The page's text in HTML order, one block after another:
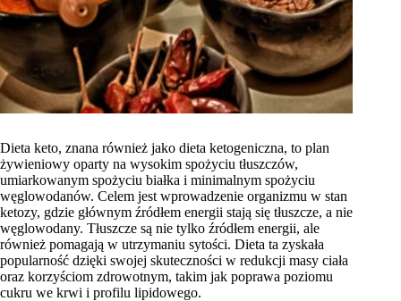
Dieta keto, znana również jako dieta ketogeniczna, to plan
żywieniowy oparty na wysokim spożyciu tłuszczów,
umiarkowanym spożyciu białka i minimalnym spożyciu
węglowodanów. Celem jest wprowadzenie organizmu w stan
ketozy, gdzie głównym źródłem energii stają się tłuszcze, a nie
węglowodany. Tłuszcze są nie tylko źródłem energii, ale
również pomagają w utrzymaniu sytości. Dieta ta zyskała
popularność dzięki swojej skuteczności w redukcji masy ciała
oraz korzyściom zdrowotnym, takim jak poprawa poziomu
cukru we krwi i profilu lipidowego.